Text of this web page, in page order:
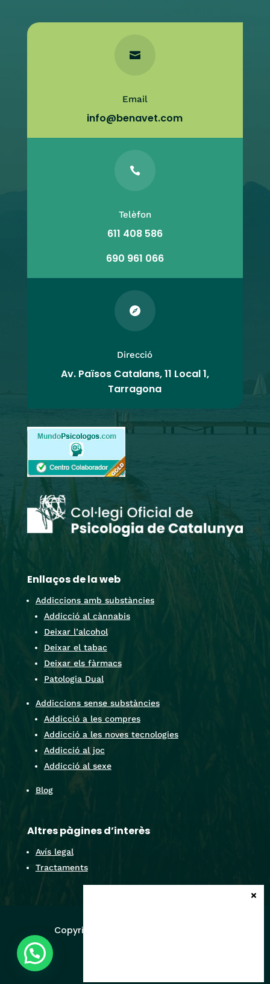

Email
info@benavet.com

Telèfon
611 408 586
690 961 066

Direcció
Av. Països Catalans, 11 Local 1,
Tarragona
Enllaços de la web
Addiccions amb substàncies
Addicció al cànnabis
Deixar l’alcohol
Deixar el tabac
Deixar els fàrmacs
Patologia Dual
Addiccions sense substàncies
Addicció a les compres
Addicció a les noves tecnologies
Addicció al joc
Addicció al sexe
Blog
Altres pàgines d’interès
Avís legal
Tractaments
Copyright All Rights Reserved ©2026